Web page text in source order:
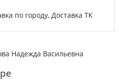
по городу, Доставка ТК
Надежда Васильевна